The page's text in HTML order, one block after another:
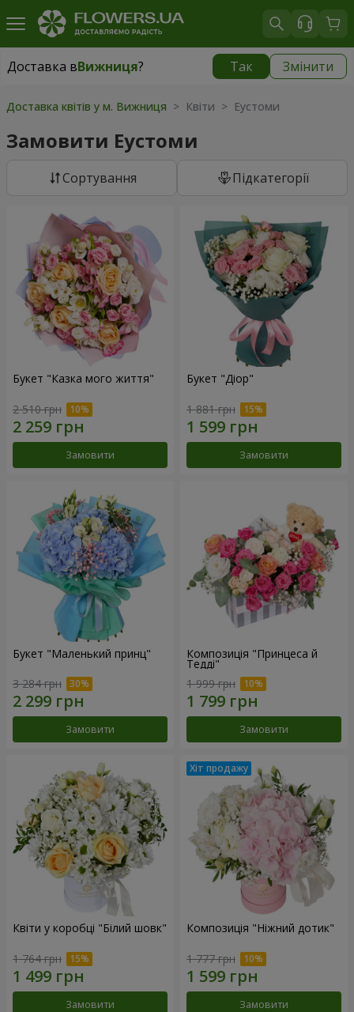
Доставка вВижниця? Так Змінити
Доставка вВижниця|
Доставка квітів у м. Вижниця > Квіти > Еустоми
Замовити Еустоми
Сортування Підкатегорії
Букет "Казка мого життя"
2 510 грн
Замовити
Букет "Діор"
1 881 грн
Замовити
Букет "Маленький принц"
3 284 грн
Замовити
Композиція "Принцеса й
Тедді"
1 999 грн
Замовити
Квіти у коробці "Білий шовк"
1 764 грн
Замовити
Композиція "Ніжний дотик"
1 777 грн
Замовити